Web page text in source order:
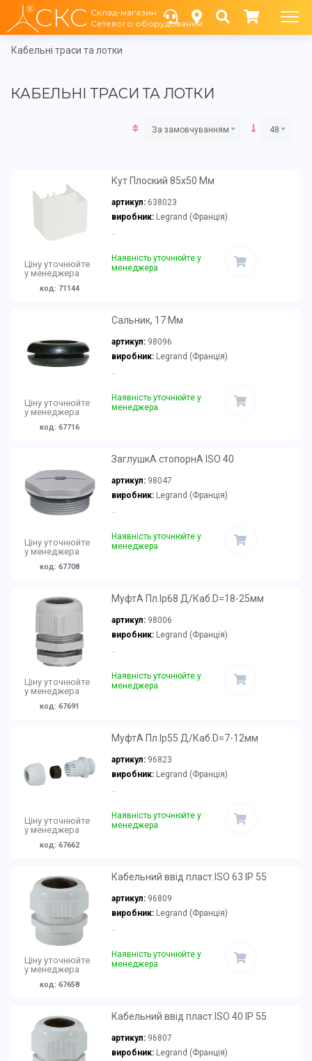
СКС Склад-магазин
Сетевого оборудования
Кабельні траси та лотки
КАБЕЛЬНІ ТРАСИ ТА ЛОТКИ
За замовчуванням 48
Ціну уточнюйте
у менеджера
код: 71144
Кут Плоский 85х50 Мм
артикул: 638023
виробник:Legrand (Франція)
..
Наявність уточнюйте у
менеджера
Ціну уточнюйте
у менеджера
код: 67716
Сальник, 17 Мм
артикул: 98096
виробник:Legrand (Франція)
Наявність уточнюйте у
менеджера
Ціну уточнюйте
у менеджера
код: 67708
ЗаглушкА стопорнА ISO 40
артикул: 98047
виробник:Legrand (Франція)
..
Наявність уточнюйте у
менеджера
Ціну уточнюйте
у менеджера
код: 67691
МуфтА Пл.Ip68 Д/Каб.D=18-25мм
артикул: 98006
виробник:Legrand (Франція)
..
Наявність уточнюйте у
менеджера
Ціну уточнюйте
у менеджера
код: 67662
МуфтА Пл.Ip55 Д/Каб.D=7-12мм
артикул: 96823
виробник:Legrand (Франція)
Наявність уточнюйте у
менеджера
Ціну уточнюйте
у менеджера
код: 67658
Кабельний ввід пласт.ISO 63 IP 55
артикул: 96809
виробник:Legrand (Франція)
..
Наявність уточнюйте у
менеджера
Кабельний ввід пласт.ISO 40 IP 55
артикул: 96807
виробник:Legrand (Франція)